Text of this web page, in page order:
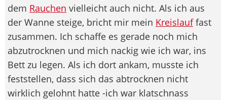
dem Rauchen vielleicht auch nicht. Als ich aus
der Wanne steige, bricht mir mein Kreislauffast
zusammen. Ich schaffe es gerade noch mich
abzutrocknen und mich nackig wie ich war, ins
Bett zu legen. Als ich dort ankam, musste ich
feststellen, dass sich das abtrocknen nicht
wirklich gelohnt hatte -ich war klatschnass